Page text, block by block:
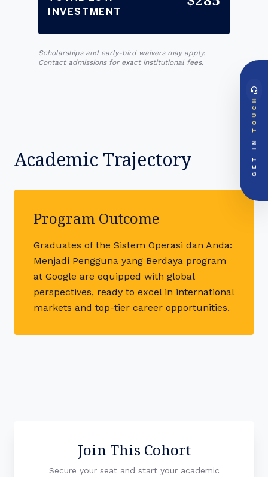
INVESTMENT
Scholarships and early-bird waivers may apply.
Contact admissions for exact institutional fees.
Academic Trajectory
Program Outcome
Graduates of the Sistem Operasi dan Anda:
Menjadi Pengguna yang Berdaya program
at Google are equipped with global
perspectives, ready to excel in international
markets and top-tier career opportunities.
Join This Cohort
Secure your seat and start your academic
headset_mic
GET IN
TOUCH
call
PRIORITY LINE
+91-000000